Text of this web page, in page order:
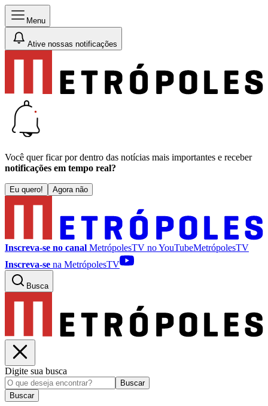
Menu
Ative nossas notificações
Você quer ficar por dentro das notícias mais importantes e receber
notificações em tempo real?
Eu quero! Agora não
Inscreva-se no canal MetrópolesTV noYouTubeMetrópolesTV
Inscreva-se na MetrópolesTV
Busca
Digite sua busca
Buscar
Buscar